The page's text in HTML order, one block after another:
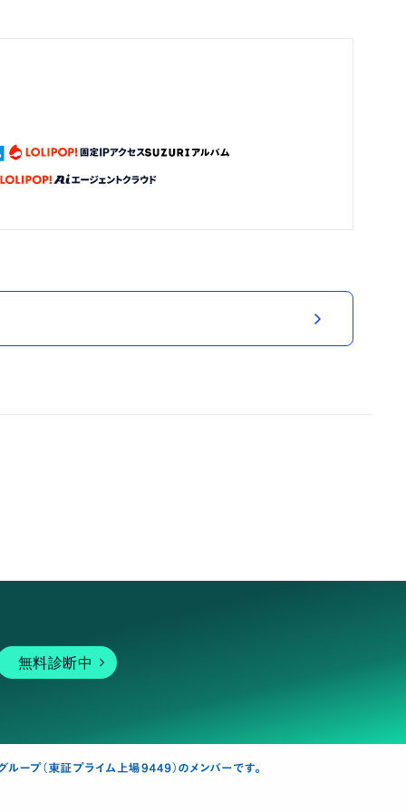
りがとうございます💕 またオーダーしたいと思ってもらえ
嬉しいです☺️ お孫さんにも気に入ってもらえるといいなと
りがとうございます💕 楽しんで頂けたら嬉しいです☺️
無料診断中